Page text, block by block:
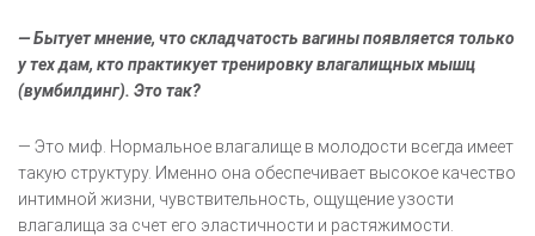
— Бытует мнение, что складчатость вагины появляется только
у тех дам, кто практикует тренировку влагалищных мышц
(вумбилдинг). Это так?
— Это миф. Нормальное влагалище в молодости всегда имеет
такую структуру. Именно она обеспечивает высокое качество
интимной жизни, чувствительность, ощущение узости
влагалища за счет его эластичности и растяжимости.